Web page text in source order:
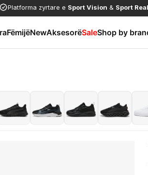
Platforma zyrtare e Sport Vision & Sport
FëmijëNewAksesorëSaleShop by